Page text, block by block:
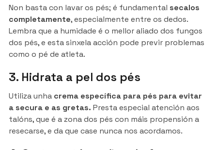
Non basta con lavar os pés; é fundamental secalos
completamente, especialmente entre os dedos.
Lembra que a humidade é o mellor aliado dos fungos
dos pés, e esta sinxela acción pode previr problemas
como o pé de atleta.
3. Hidrata a pel dos pés
Utiliza unha crema específica para pés para evitar
a secura e as gretas. Presta especial atención aos
talóns, que é a zona dos pés con máis propensión a
resecarse, e da que case nunca nos acordamos.